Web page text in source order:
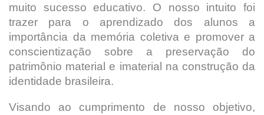
muito sucesso educativo. O nosso intuito foi
trazer para o aprendizado dos alunos a
importância da memória coletiva e promover a
conscientização sobre a preservação do
patrimônio material e imaterial na construção da
identidade brasileira.
Visando ao cumprimento de nosso objetivo,